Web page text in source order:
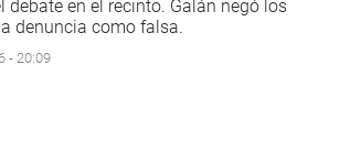
debate en el recinto. Galán negó los
denuncia como falsa.
- 20:09